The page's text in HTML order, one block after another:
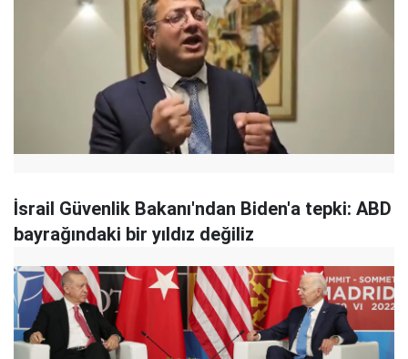
İsrail Güvenlik Bakanı'ndan Biden'a tepki: ABD
bayrağındaki bir yıldız değiliz